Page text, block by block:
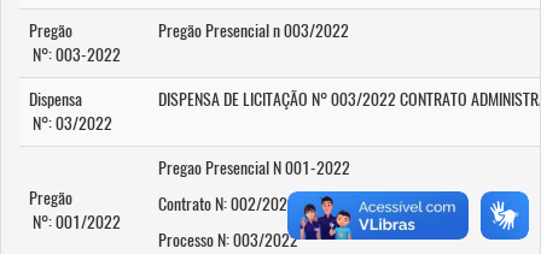
Pregão
N°: 003-2022
Pregão Presencial n 003/2022
Dispensa
N°: 03/2022
DISPENSA DE LICITAÇÃO N° 003/2022 CONTRATO
Pregão
N°: 001/2022
Pregao Presencial N 001-2022
Contrato N: 002/2022
Processo N: 003/2022